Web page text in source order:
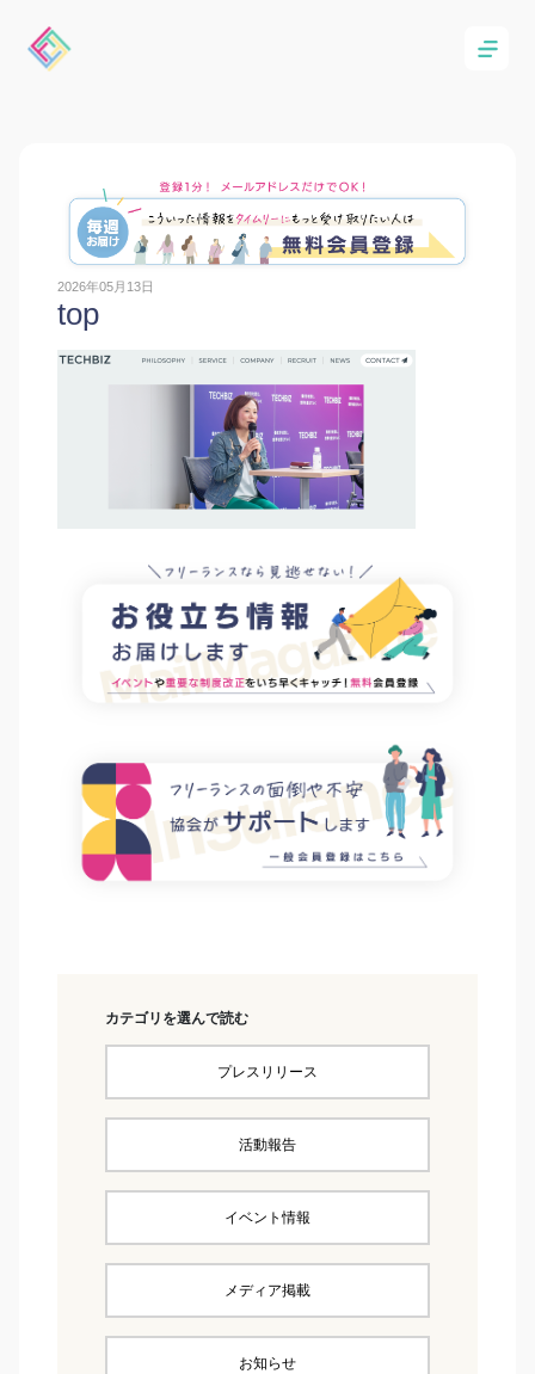
2026年05月13日
top
カテゴリを選んで読む
プレスリリース
活動報告
イベント情報
メディア掲載
お知らせ